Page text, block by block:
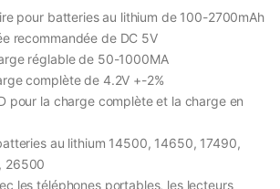
pour batteries au lithium de 100-2700mAh
recommandée de DC 5V
réglable de 50-1000MA
complète de 4.2V +-2%
pour la charge complète et la charge en
au lithium 14500, 14650, 17490,
26500
les téléphones portables, les lecteurs